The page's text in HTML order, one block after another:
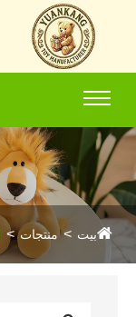
بيت منتجات